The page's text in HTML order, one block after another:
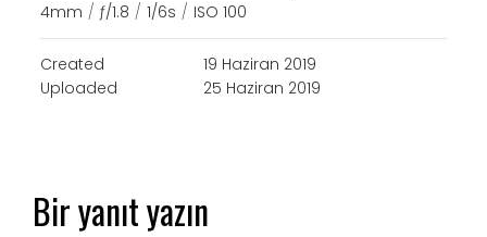
4mm / ƒ/1.8 / 1/6s / ISO 100
Created
19 Haziran 2019
Uploaded
25 Haziran 2019
Bir yanıt yazın